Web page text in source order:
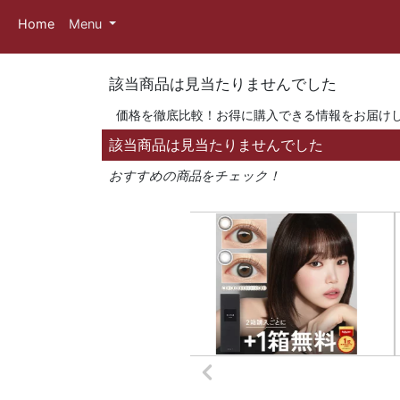
Home Menu
該当商品は見当たりませんでした
価格を徹底比較！お得に購入できる情報をお届け
該当商品は見当たりませんでした
おすすめの商品をチェック！